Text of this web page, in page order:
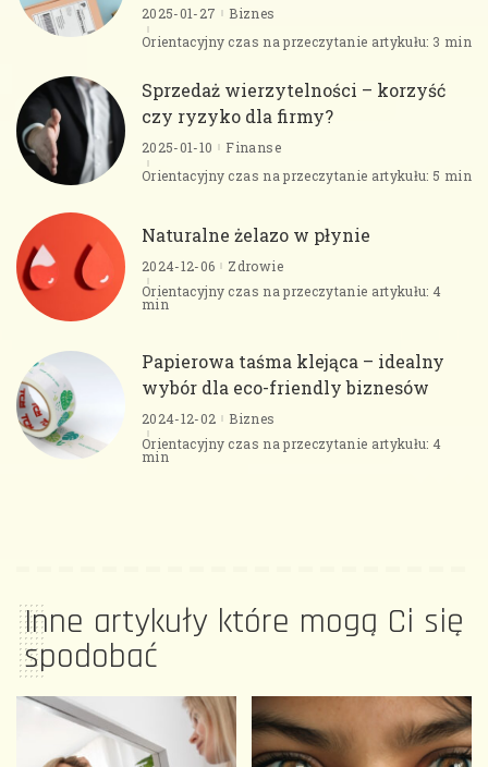
2025-01-27
Biznes
Orientacyjny czas na przeczytanie artykułu: 3 min
Sprzedaż wierzytelności – korzyść
czy ryzyko dla firmy?
2025-01-10
Finanse
Orientacyjny czas na przeczytanie artykułu: 5 min
Naturalne żelazo w płynie
2024-12-06
Zdrowie
Orientacyjny czas na przeczytanie artykułu: 4
min
Papierowa taśma klejąca – idealny
wybór dla eco-friendly biznesów
2024-12-02
Biznes
Orientacyjny czas na przeczytanie artykułu: 4
min
Inne artykuły które mogą Ci się
spodobać